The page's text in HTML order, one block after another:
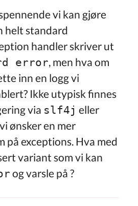
vi kan gjøre
helt standard
handler skriver ut
error, men hva om
inn en logg vi
Ikke utypisk finnes
via slf4j eller
ønsker en mer
exceptions. Hva med
variant som vi kan
og varsle på ?